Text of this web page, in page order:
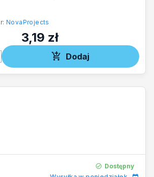
NovaProjects
3,19 zł
Dodaj
Dostępny